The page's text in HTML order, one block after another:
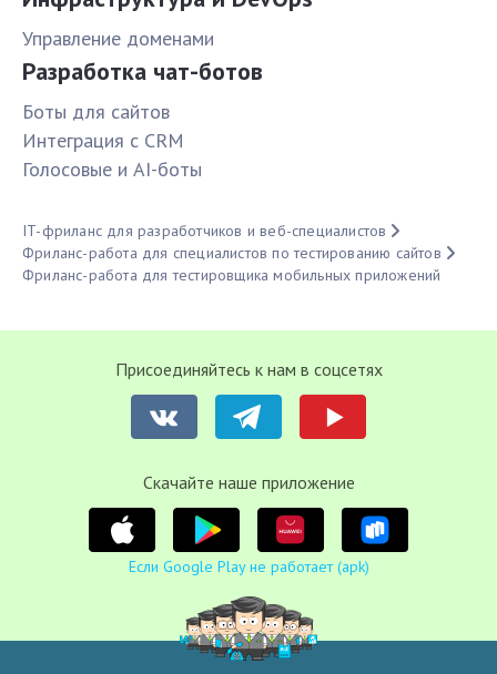
Управление доменами
Разработка чат-ботов
Боты для сайтов
Интеграция с CRM
Голосовые и AI-боты
IT-фриланс для разработчиков и веб-специалистов
Фриланс-работа для специалистов по тестированию сайтов
Фриланс-работа для тестировщика мобильных приложений
Присоединяйтесь к нам в соцсетях
Cкачайте наше приложение
Если Google Play не работает (apk)